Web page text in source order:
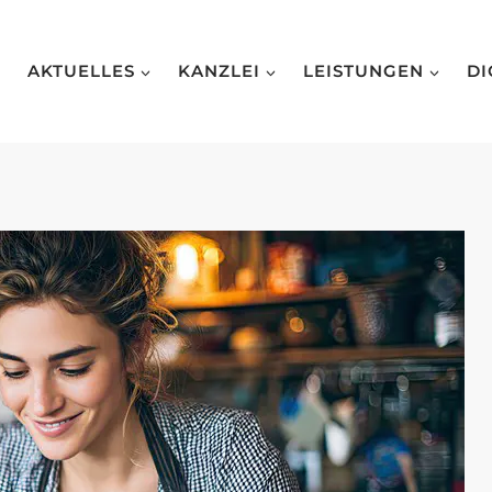
AKTUELLES KANZLEI LEISTUNGEN